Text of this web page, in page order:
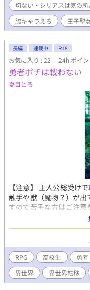
切ない・シリアスは気の所
脇キャラえろ
王子聖
長編 連載中 R18
お気に入り : 22 24h.ポイン
勇者ポチは戦わない
夏目とろ
【注意】 主人公総受け
触手や獣（魔物？）が
すので苦手な方はご注意
てしまった俺。目が覚
ったい俺の身に何が！
魔物）や触手プレイあ
実世界と異世界を行き
揚げ弁当』と言うBL小
ます。ムーンライトノ
RPG 高校生 勇者
異世界
異世界転移